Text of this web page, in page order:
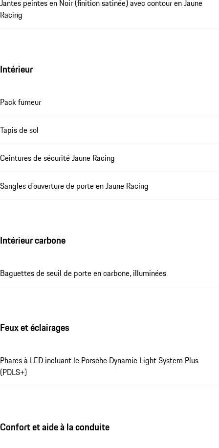
Jantes peintes en Noir (finition satinée) avec contour en Jaune
Racing
Intérieur
Pack fumeur
Tapis de sol
Ceintures de sécurité Jaune Racing
Sangles d'ouverture de porte en Jaune Racing
Intérieur carbone
Baguettes de seuil de porte en carbone, illuminées
Feux et éclairages
Phares à LED incluant le Porsche Dynamic Light System Plus
(PDLS+)
Confort et aide à la conduite